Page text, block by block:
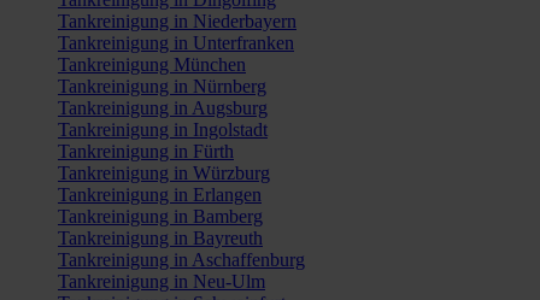
Tankreinigung in Niederbayern
Tankreinigung in Unterfranken
Tankreinigung München
Tankreinigung in Nürnberg
Tankreinigung in Augsburg
Tankreinigung in Ingolstadt
Tankreinigung in Fürth
Tankreinigung in Würzburg
Tankreinigung in Erlangen
Tankreinigung in Bamberg
Tankreinigung in Bayreuth
Tankreinigung in Aschaffenburg
Tankreinigung in Neu-Ulm